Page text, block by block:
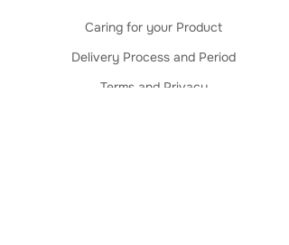
Caring for your Product
Delivery Process and Period
Terms and Privacy